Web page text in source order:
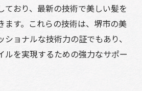
ており、最新の技術で美しい髪を
ます。これらの技術は、堺市の美
ョナルな技術力の証でもあり、
ルを実現するための強力なサポー